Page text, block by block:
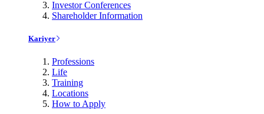
Investor Conferences
Shareholder Information
Kariyer
Professions
Life
Training
Locations
How to Apply